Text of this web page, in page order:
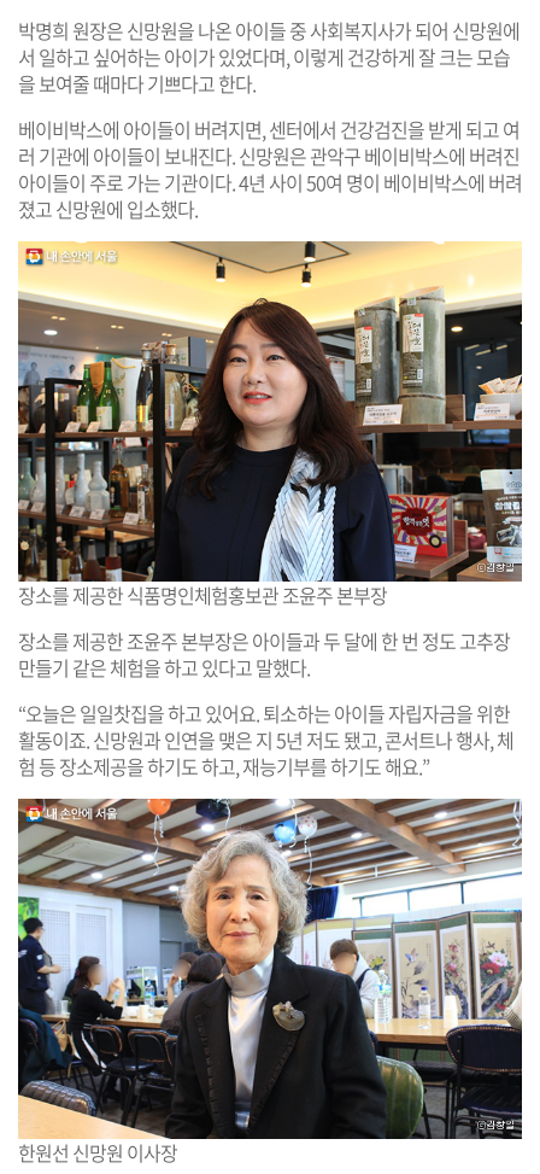
박명희 원장은 신망원을 나온 아이들 중 사회복지사가 되어 신망원에
서 일하고 싶어하는 아이가 있었다며, 이렇게 건강하게 잘 크는 모습
을 보여줄 때마다 기쁘다고 한다.
베이비박스에 아이들이 버려지면, 센터에서 건강검진을 받게 되고 여
러 기관에 아이들이 보내진다. 신망원은 관악구 베이비박스에 버려진
아이들이 주로 가는 기관이다. 4년 사이 50여 명이 베이비박스에 버려
졌고 신망원에 입소했다.
장소를 제공한 식품명인체험홍보관 조윤주 본부장
장소를 제공한 조윤주 본부장은 아이들과 두 달에 한 번 정도 고추장
만들기 같은 체험을 하고 있다고 말했다.
“오늘은 일일찻집을 하고 있어요. 퇴소하는 아이들 자립자금을 위한
활동이죠. 신망원과 인연을 맺은 지 5년 저도 됐고, 콘서트나 행사, 체
험 등 장소제공을 하기도 하고, 재능기부를 하기도 해요.”
한원선 신망원 이사장